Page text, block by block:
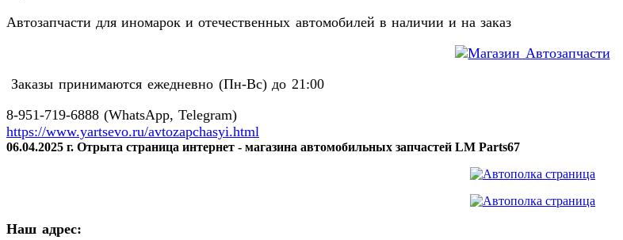
Автозапчасти для иномарок и отечественных автомобилей в наличии и на заказ
Заказы принимаются ежедневно (Пн-Вс) до 21:00
8-951-719-6888 (WhatsApp, Telegram)
https://www.yartsevo.ru/avtozapchasyi.html
06.04.2025 г. Отрыта страница интернет - магазина автомобильных запчастей LM Parts67
Наш адрес: